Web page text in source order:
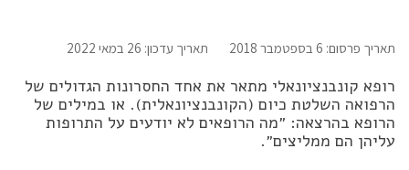
תאריך פרסום: 6 בספטמבר 2018 תאריך עדכון: 26 במאי 2022
רופא קונבנציונאלי מתאר את אחד החסרונות הגדולים של
הרפואה השלטת כיום (הקונבנציונאלית). או במילים של
הרופא בהרצאה: ״מה הרופאים לא יודעים על התרופות
עליהן הם ממליצים״.